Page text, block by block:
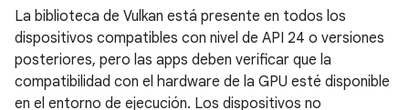
La biblioteca de Vulkan está presente en todos los
dispositivos compatibles con nivel de API 24 o versiones
posteriores, pero las apps deben verificar que la
compatibilidad con el hardware de la GPU esté disponible
en el entorno de ejecución. Los dispositivos no